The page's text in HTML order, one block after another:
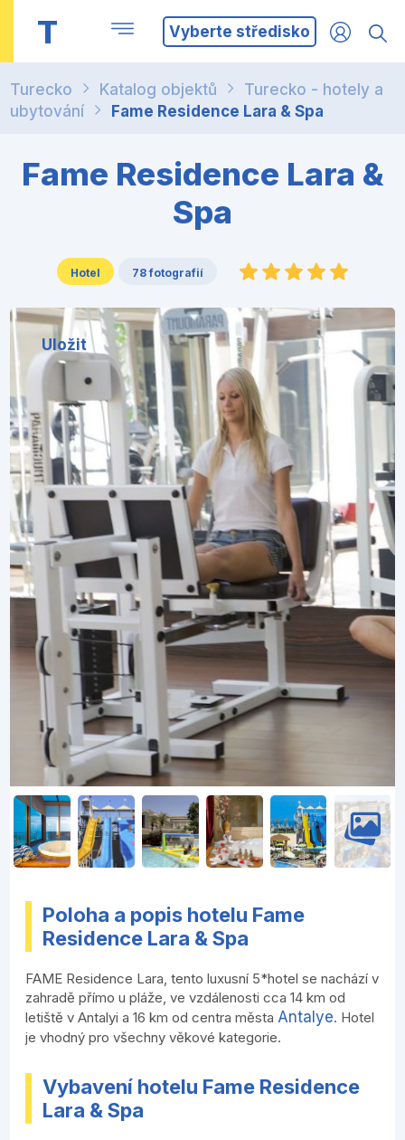
T Vyberte středisko
Turecko Katalog objektů
Turecko - hotely a
ubytování
Fame Residence Lara & Spa
Fame Residence Lara &
Spa
Hotel 78 fotografií
Uložit
Poloha a popis hotelu Fame
Residence Lara & Spa
FAME Residence Lara, tento luxusní 5*hotel se nachází v
zahradě přímo u pláže, ve vzdálenosti cca 14 km od
letiště v Antalyi a 16 km od centra města Antalye. Hotel
je vhodný pro všechny věkové kategorie.
Vybavení hotelu Fame Residence
Lara & Spa